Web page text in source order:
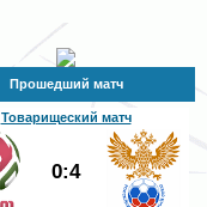
Прошедший матч
Товарищеский матч
0:4